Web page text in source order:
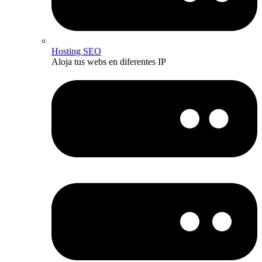
Hosting SEO
Aloja tus webs en diferentes IP